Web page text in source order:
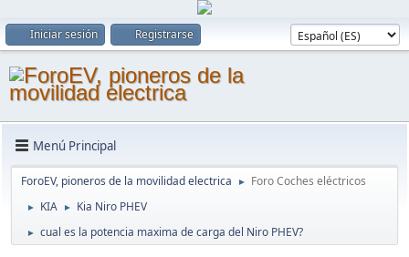
Iniciar sesión Registrarse
Menú Principal
ForoEV, pioneros de la movilidad electrica ► Foro Coches eléctricos
► KIA ► Kia Niro PHEV
► cual es la potencia maxima de carga del Niro PHEV?